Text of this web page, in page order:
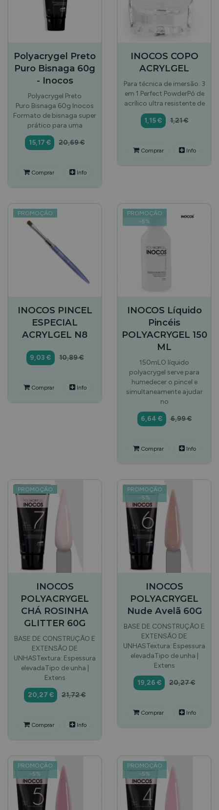
Polyacrygel Preto
Puro Bisnaga 60g
- Inocos
Polyacrygel Preto
Puro Bisnaga 60g Inocos
Formato de bisnaga super
prático para uma
15,17 € 20,69 €
Comprar Info
INOCOS COPO
ACRYLGEL
Para técnica de imersão. 3
em 1 Perfect PowderPó de
acrílico ultra resistente de
1,15 € 1,21 €
Comprar Info
PROMOÇÃO
INOCOS PINCEL
ESPECIAL
ACRYLGEL N8
9,03 € 10,89 €
Comprar Info
PROMOÇÃO
-5%
INOCOS Líquido
Pincéis
POLYACRYGEL 150
ML
150mLO líquido
polyacrygel serve para
humedecer o pincel e
simultaneamente ajudar
no
6,64 € 6,99 €
Comprar Info
PROMOÇÃO
INOCOS
POLYACRYGEL
CHÁ ROSINHA
GLITTER 60G
BASE DE CONSTRUÇÃO E
EXTENSÃO DE
UNHASTextura: Espessura
elevadaTipo de unha |
Extens
20,27 € 21,72 €
Comprar Info
PROMOÇÃO
-5%
INOCOS
POLYACRYGEL
Nude Avelã 60G
BASE DE CONSTRUÇÃO E
EXTENSÃO DE
UNHASTextura: Espessura
elevadaTipo de unha |
Extens
19,26 € 20,27 €
Comprar Info
PROMOÇÃO
-5%
PROMOÇÃO
-5%